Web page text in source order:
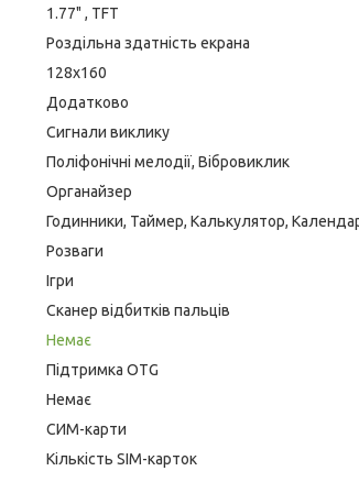
1.77" , TFT
Роздільна здатність екрана
128x160
Додатково
Сигнали виклику
Поліфонічні мелодії, Вібровиклик
Органайзер
Годинники, Таймер, Калькулятор,
Розваги
Ігри
Сканер відбитків пальців
Немає
Підтримка OTG
Немає
СИМ-карти
Кількість SIM-карток